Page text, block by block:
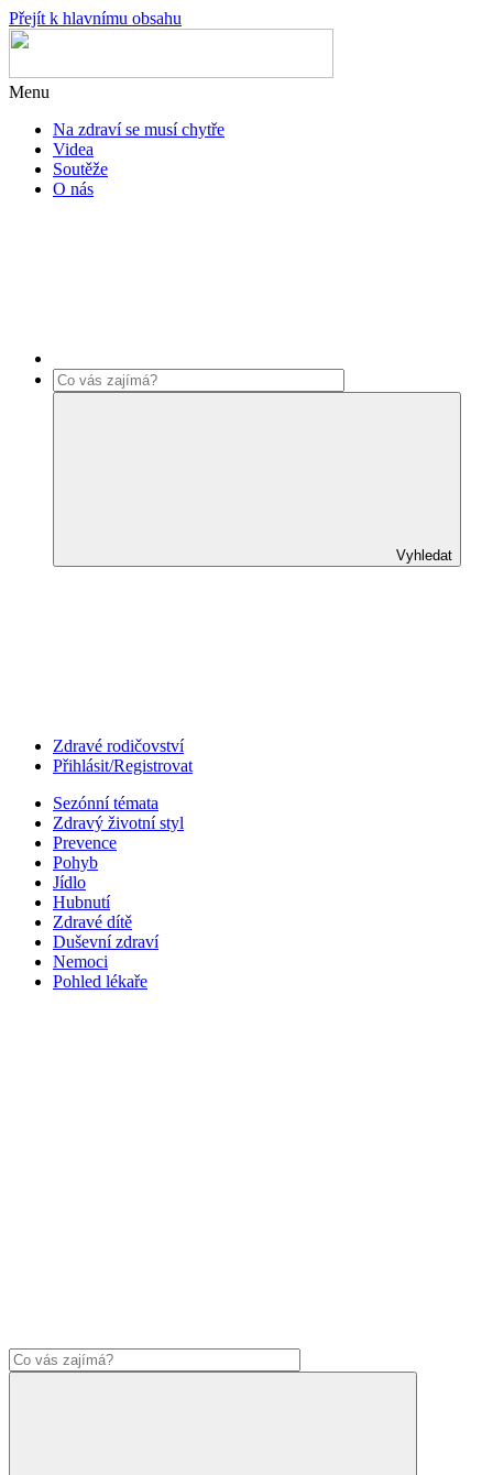
Přejít k hlavnímu obsahu
Menu
Na zdraví se musí chytře
Videa
Soutěže
O nás
Vyhledat
Zdravé rodičovství
Přihlásit/Registrovat
Sezónní témata
Zdravý životní styl
Prevence
Pohyb
Jídlo
Hubnutí
Zdravé dítě
Duševní zdraví
Nemoci
Pohled lékaře